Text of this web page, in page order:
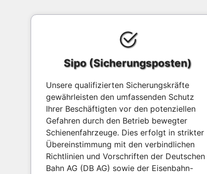
Sipo (Sicherungsposten)
Unsere qualifizierten Sicherungskräfte
gewährleisten den umfassenden Schutz
Ihrer Beschäftigten vor den potenziellen
Gefahren durch den Betrieb bewegter
Schienenfahrzeuge. Dies erfolgt in strikter
Übereinstimmung mit den verbindlichen
Richtlinien und Vorschriften der Deutschen
Bahn AG (DB AG) sowie der Eisenbahn-